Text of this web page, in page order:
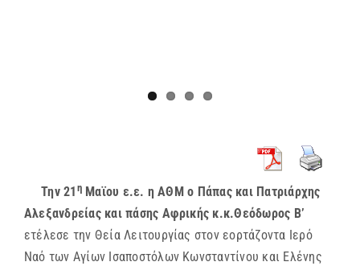
Την 21 ηΜαϊου ε.ε. η ΑΘΜ ο Πάπας και Πατριάρχης
Αλεξανδρείας και πάσης Αφρικής κ.κ.Θεόδωρος Β’
ετέλεσε την Θεία Λειτουργίας στον εορτάζοντα Ιερό
Ναό των Αγίων Ισαποστόλων Κωνσταντίνου και Ελένης